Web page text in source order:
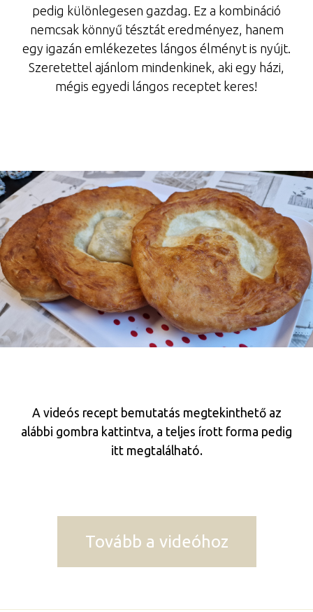
pedig különlegesen gazdag. Ez a kombináció
nemcsak könnyű tésztát eredményez, hanem
egy igazán emlékezetes lángos élményt is nyújt.
Szeretettel ajánlom mindenkinek, aki egy házi,
mégis egyedi lángos receptet keres!
A videós recept bemutatás megtekinthető az
alábbi gombra kattintva, a teljes írott forma pedig
itt megtalálható.
Tovább a videóhoz